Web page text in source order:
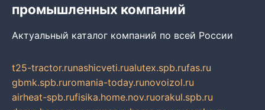
промышленных компаний
Актуальный каталог компаний по всей России
t25-tractor.runashicveti.rualutex.spb.rufas.ru
gbmk.spb.ruromania-today.runovoizol.ru
airheat-spb.rufisika.home.nov.ruorakul.spb.ru